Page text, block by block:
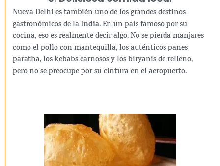
Nueva Delhi es también uno de los grandes destinos
gastronómicos de laIndia. En un país famoso por su
cocina, eso es realmente decir algo. No se pierda manjares
como el pollo con mantequilla, los auténticos panes
paratha, los kebabs carnosos y los biryanis de relleno,
pero no se preocupe por su cintura en el aeropuerto.